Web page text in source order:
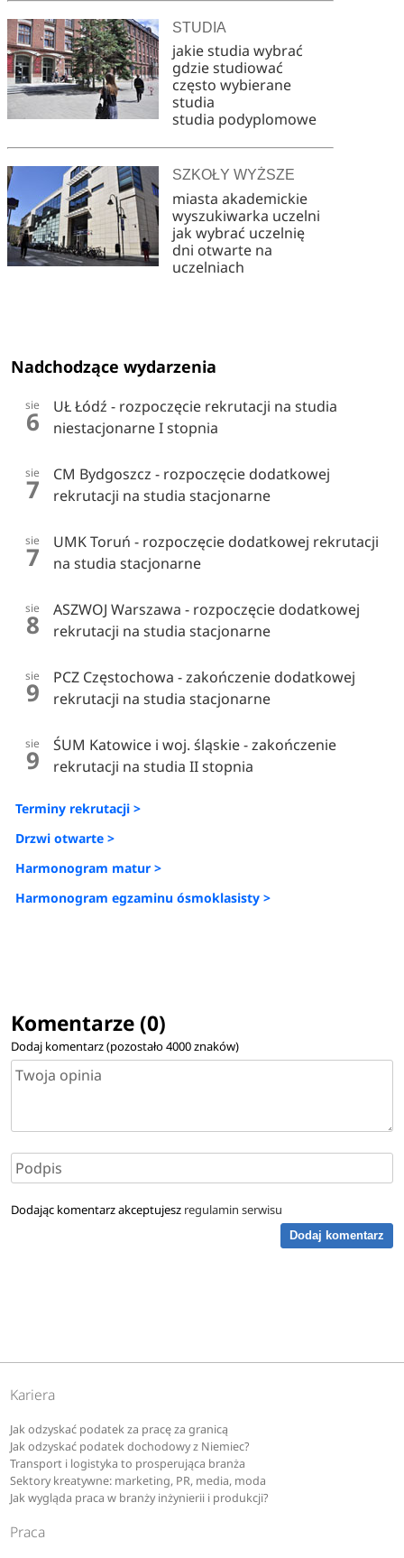
STUDIA
jakie studia wybrać
gdzie studiować
często wybierane
studia
studia podyplomowe
SZKOŁY WYŻSZE
miasta akademickie
wyszukiwarka uczelni
jak wybrać uczelnię
dni otwarte na
uczelniach
Nadchodzące wydarzenia
sie
6
UŁ Łódź - rozpoczęcie rekrutacji na studia
niestacjonarne I stopnia
sie
7
CM Bydgoszcz - rozpoczęcie dodatkowej
rekrutacji na studia stacjonarne
sie
7
UMK Toruń - rozpoczęcie dodatkowej rekrutacji
na studia stacjonarne
sie
8
ASZWOJ Warszawa - rozpoczęcie dodatkowej
rekrutacji na studia stacjonarne
sie
9
PCZ Częstochowa - zakończenie dodatkowej
rekrutacji na studia stacjonarne
sie
9
ŚUM Katowice i woj. śląskie - zakończenie
rekrutacji na studia II stopnia
Terminy rekrutacji >
Drzwi otwarte >
Harmonogram matur >
Harmonogram egzaminu ósmoklasisty >
Komentarze (0)
Dodaj komentarz (pozostało4000znaków)
Dodając komentarz akceptujesz regulamin serwisu
Dodaj komentarz
Kariera
Jak odzyskać podatek za pracę za granicą
Jak odzyskać podatek dochodowy z Niemiec?
Transport i logistyka to prosperująca branża
Sektory kreatywne: marketing, PR, media, moda
Jak wygląda praca w branży inżynierii i produkcji?
Praca